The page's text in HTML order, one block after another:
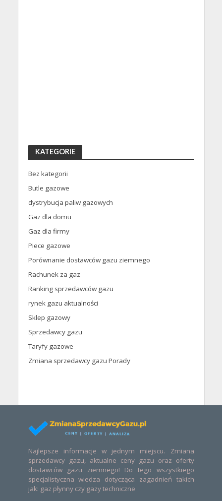
KATEGORIE
Bez kategorii
Butle gazowe
dystrybucja paliw gazowych
Gaz dla domu
Gaz dla firmy
Piece gazowe
Porównanie dostawców gazu ziemnego
Rachunek za gaz
Ranking sprzedawców gazu
rynek gazu aktualności
Sklep gazowy
Sprzedawcy gazu
Taryfy gazowe
Zmiana sprzedawcy gazu Porady
Najlepsze informacje w jednym miejscu. Zmiana
sprzedawcy gazu, aktualne ceny gazu oraz oferty
dostawców gazu ziemnego! Do tego wszystkiego
specjalistyczna wiedza dotycząca zagadnień takich
jak: gaz płynny czy gazy techniczne